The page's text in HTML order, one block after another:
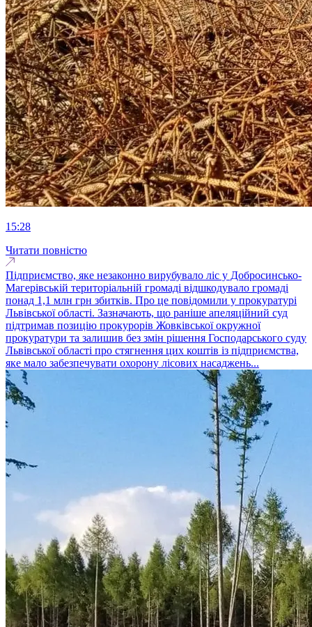
15:28
Читати повністю
Підприємство, яке незаконно вирубувало ліс у Добросинсько-
Магерівській територіальній громаді відшкодувало громаді
понад 1,1 млн грн збитків. Про це повідомили у прокуратурі
Львівської області. Зазначають, що раніше апеляційний суд
підтримав позицію прокурорів Жовківської окружної
прокуратури та залишив без змін рішення Господарського суду
Львівської області про стягнення цих коштів із підприємства,
яке мало забезпечувати охорону лісових насаджень...